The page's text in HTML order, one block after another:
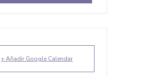
+ Añadir Google Calendar